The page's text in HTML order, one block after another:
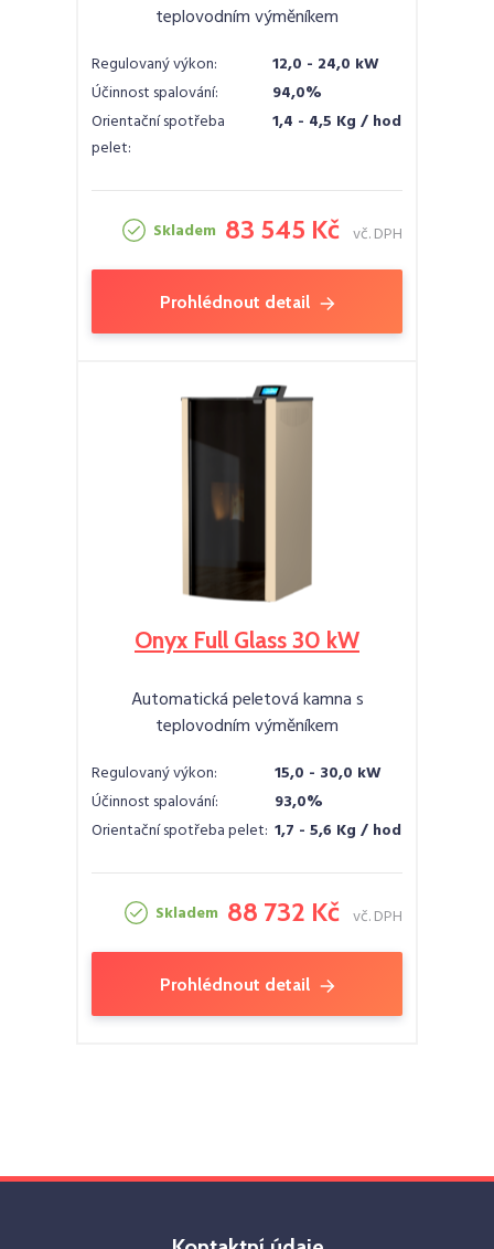
teplovodním výměníkem
Regulovaný výkon:
12,0 - 24,0 kW
Účinnost spalování:
94,0%
Orientační spotřeba
pelet:
1,4 - 4,5 Kg / hod
Skladem 83 545 Kč vč. DPH
Prohlédnout detail
Onyx Full Glass 30 kW
Automatická peletová kamna s
teplovodním výměníkem
Regulovaný výkon:
15,0 - 30,0 kW
Účinnost spalování:
93,0%
Orientační spotřeba pelet: 1,7 - 5,6 Kg / hod
Skladem 88 732 Kč vč. DPH
Prohlédnout detail